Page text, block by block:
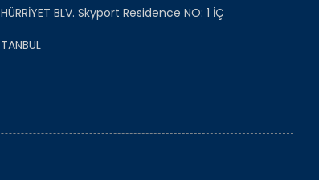
BLV. Skyport Residence NO: 1 İÇ